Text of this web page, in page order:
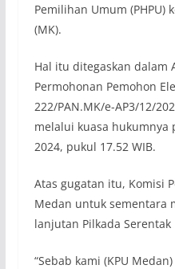
Pemilihan Umum (PHPU)
(MK).
Hal itu ditegaskan dalam
Permohonan Pemohon
222/PAN.MK/e-AP3/12/
melalui kuasa hukumnya
2024, pukul 17.52 WIB.
Atas gugatan itu, Komisi
Medan untuk sementara
lanjutan Pilkada Serentak
“Sebab kami (KPU